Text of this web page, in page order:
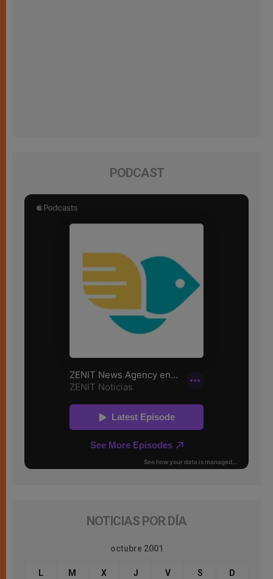
PODCAST
NOTICIAS POR DÍA
octubre 2001
L M X J V S D